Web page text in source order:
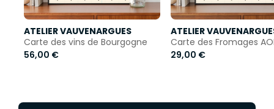
ATELIER VAUVENARGUES
Carte des vins de Bourgogne
56,00 €
ATELIER
Carte des Fromages
29,00 €